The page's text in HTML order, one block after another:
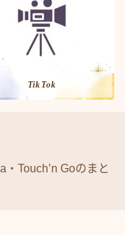
TikTok
・Touch’n Goのまと